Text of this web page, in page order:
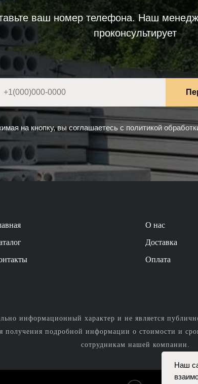
ваш номер телефона. Наш
проконсультирует
на кнопку, вы соглашаетесь с политикой
Наш
О нас
Доставка
Оплата
информационный характер и не является
получения подробной информации о стоимости и
сотрудникам нашей компании.